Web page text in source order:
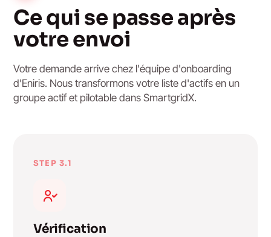
Ce qui se passe après
votre envoi
Votre demande arrive chez l'équipe d'onboarding
d'Eniris. Nous transformons votre liste d'actifs en un
groupe actif et pilotable dans SmartgridX.
STEP 3.1
Vérification